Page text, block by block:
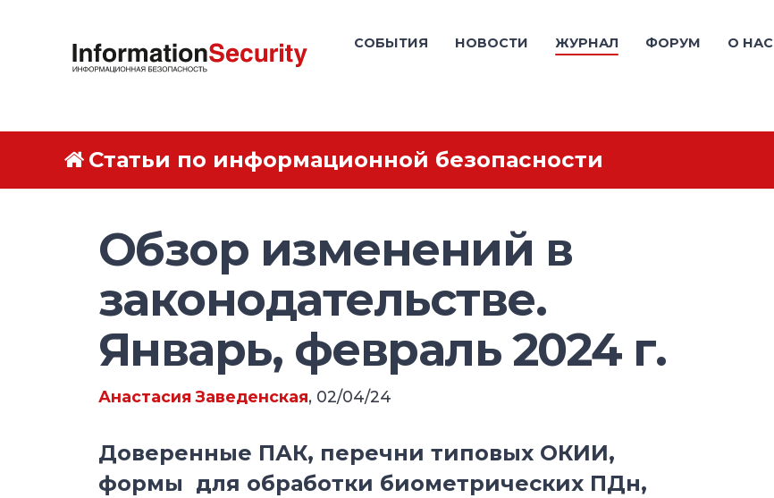
СОБЫТИЯ НОВОСТИ ЖУРНАЛ ФОРУМ О НАС
Статьи по информационной безопасности
Обзор изменений в
законодательстве.
Январь, февраль 2024 г.
Анастасия Заведенская, 02/04/24
Доверенные ПАК, перечни типовых ОКИИ,
формы для обработки биометрических ПДн,